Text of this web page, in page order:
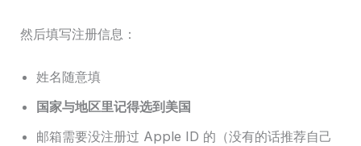
然后填写注册信息：
姓名随意填
国家与地区里记得选到美国
邮箱需要没注册过 Apple ID 的（没有的话推荐自己